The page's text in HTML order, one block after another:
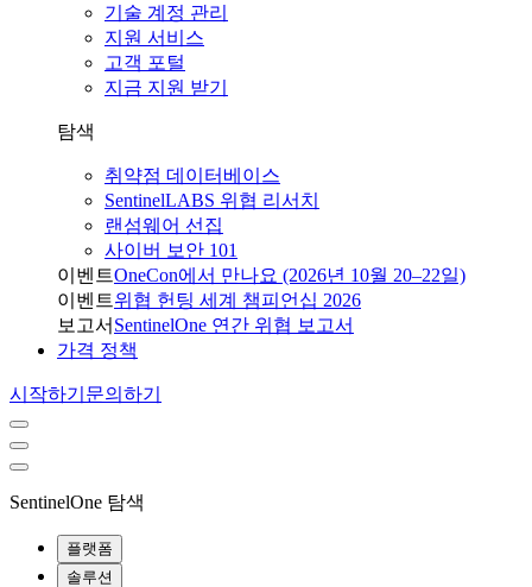
기술 계정 관리
지원 서비스
고객 포털
지금 지원 받기
탐색
취약점 데이터베이스
SentinelLABS 위협 리서치
랜섬웨어 선집
사이버 보안 101
이벤트OneCon에서 만나요 (2026년 10월 20–22일)
이벤트위협 헌팅 세계 챔피언십 2026
보고서 SentinelOne 연간 위협 보고서
가격 정책
시작하기 문의하기
SentinelOne 탐색
플랫폼
솔루션